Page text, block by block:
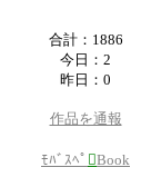
合計：1886
今日：2
昨日：0
作品を通報
ﾓﾊﾞｽﾍﾟ Book